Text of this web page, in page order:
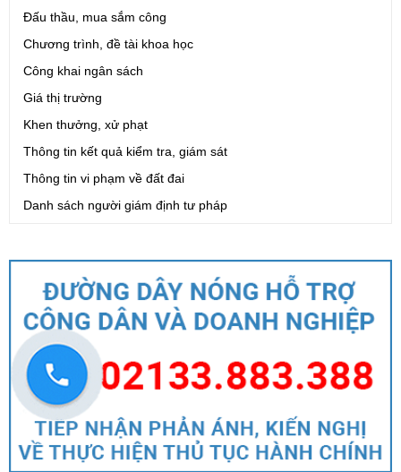
Đấu thầu, mua sắm công
Chương trình, đề tài khoa học
Công khai ngân sách
Giá thị trường
Khen thưởng, xử phạt
Thông tin kết quả kiểm tra, giám sát
Thông tin vi phạm về đất đai
Danh sách người giám định tư pháp